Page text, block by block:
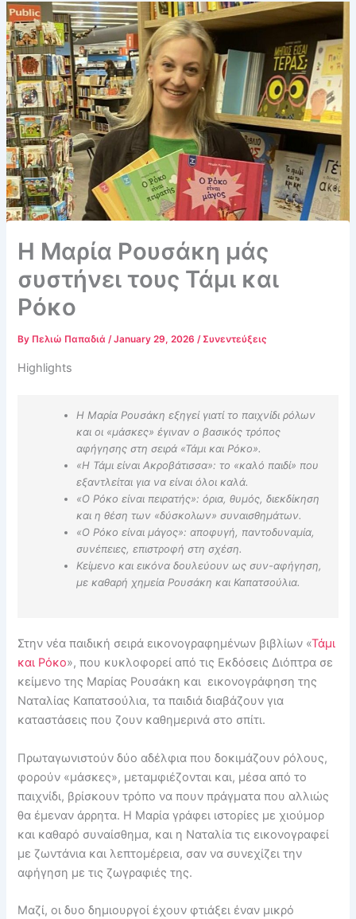
Η Μαρία Ρουσάκη μάς
συστήνει τους Τάμι και
Ρόκο
By Πελιώ Παπαδιά/January 29, 2026/Συνεντεύξεις
Highlights
Η Μαρία Ρουσάκη εξηγεί γιατί το παιχνίδι ρόλων
και οι «μάσκες» έγιναν ο βασικός τρόπος
αφήγησης στη σειρά «Τάμι και Ρόκο».
«Η Τάμι είναι Ακροβάτισσα»: το «καλό παιδί» που
εξαντλείται για να είναι όλοι καλά.
«Ο Ρόκο είναι πειρατής»: όρια, θυμός, διεκδίκηση
και η θέση των «δύσκολων» συναισθημάτων.
«Ο Ρόκο είναι μάγος»: αποφυγή, παντοδυναμία,
συνέπειες, επιστροφή στη σχέση.
Κείμενο και εικόνα δουλεύουν ως συν-αφήγηση,
με καθαρή χημεία Ρουσάκη και Καπατσούλια.
Στην νέα παιδική σειρά εικονογραφημένων βιβλίων «Τάμι
και Ρόκο», που κυκλοφορεί από τις Εκδόσεις Διόπτρα σε
κείμενο της Μαρίας Ρουσάκη και εικονογράφηση της
Ναταλίας Καπατσούλια, τα παιδιά διαβάζουν για
καταστάσεις που ζουν καθημερινά στο σπίτι.
Πρωταγωνιστούν δύο αδέλφια που δοκιμάζουν ρόλους,
φορούν «μάσκες», μεταμφιέζονται και, μέσα από το
παιχνίδι, βρίσκουν τρόπο να πουν πράγματα που αλλιώς
θα έμεναν άρρητα. Η Μαρία γράφει ιστορίες με χιούμορ
και καθαρό συναίσθημα, και η Ναταλία τις εικονογραφεί
με ζωντάνια και λεπτομέρεια, σαν να συνεχίζει την
αφήγηση με τις ζωγραφιές της.
Μαζί, οι δυο δημιουργοί έχουν φτιάξει έναν μικρό